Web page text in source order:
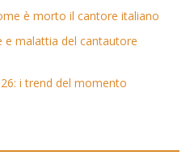
è morto il cantore italiano
e malattia del cantautore
i trend del momento